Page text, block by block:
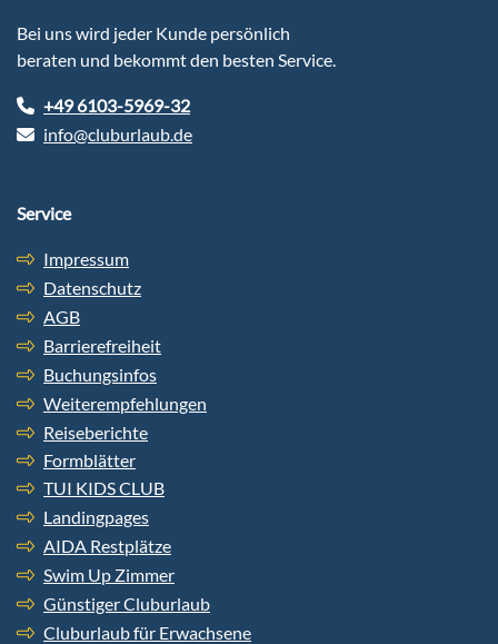
Bei uns wird jeder Kunde persönlich
beraten und bekommt den besten Service.
+49 6103-5969-32
info@cluburlaub.de
Service
Impressum
Datenschutz
AGB
Barrierefreiheit
Buchungsinfos
Weiterempfehlungen
Reiseberichte
Formblätter
TUI KIDS CLUB
Landingpages
AIDA Restplätze
Swim Up Zimmer
Günstiger Cluburlaub
Cluburlaub für Erwachsene